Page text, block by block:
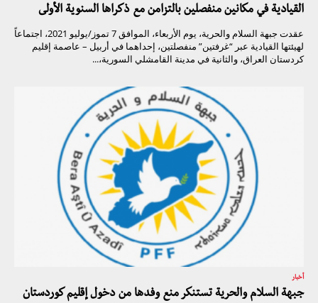
القيادية في مكانين منفصلين بالتزامن مع ذكراها السنوية الأولى
عقدت جبهة السلام والحرية، يوم الأربعاء، الموافق 7 تموز/يوليو 2021، اجتماعاً
لهيئتها القيادية عبر “غرفتين” منفصلتين، إحداهما في أربيل – عاصمة إقليم
كردستان العراق، والثانية في مدينة القامشلي السورية،...
أخبار
جبهة السلام والحرية تستنكر منع وفدها من دخول إقليم كوردستان